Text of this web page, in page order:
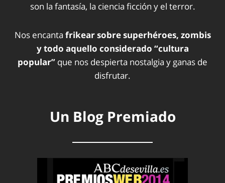
son la fantasía, la ciencia ficción y el terror.
Nos encanta frikear sobre superhéroes, zombis
y todo aquello considerado “cultura
popular” que nos despierta nostalgia y ganas de
disfrutar.
Un Blog Premiado